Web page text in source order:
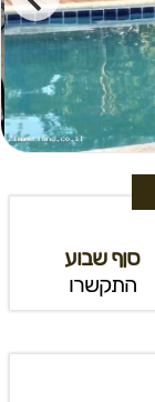
סןף שבוע
התקשרו